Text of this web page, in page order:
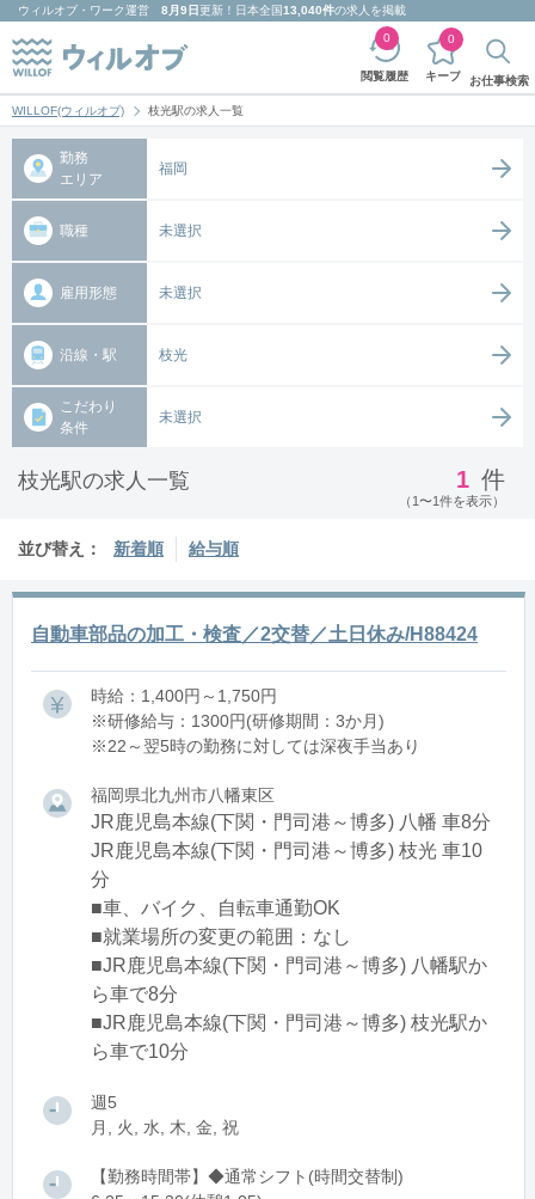
ウィルオブ・ワーク運営 8月9日更新！日本全国13,040件の求人を掲載
閲覧履歴
0
キープ
0
お仕事検索
WILLOF(ウィルオブ) 枝光駅の求人一覧
勤務
エリア
福岡
職種 未選択
雇用形態 未選択
沿線・駅 枝光
こだわり
条件
未選択
枝光駅の求人一覧 1 件
（1〜1件を表示）
並び替え： 新着順 給与順
自動車部品の加工・検査／2交替／土日休み/H88424
時給：1,400円～1,750円
※研修給与：1300円(研修期間：3か月)
※22～翌5時の勤務に対しては深夜手当あり
福岡県北九州市八幡東区
JR鹿児島本線(下関・門司港～博多) 八幡 車8分
JR鹿児島本線(下関・門司港～博多) 枝光 車10
分
■車、バイク、自転車通勤OK
■就業場所の変更の範囲：なし
■JR鹿児島本線(下関・門司港～博多) 八幡駅か
ら車で8分
■JR鹿児島本線(下関・門司港～博多) 枝光駅か
ら車で10分
週5
月, 火, 水, 木, 金, 祝
【勤務時間帯】◆通常シフト(時間交替制)